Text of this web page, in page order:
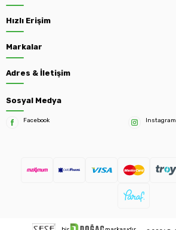
Hızlı Erişim
Markalar
Adres & İletişim
Sosyal Medya
Facebook Instagram